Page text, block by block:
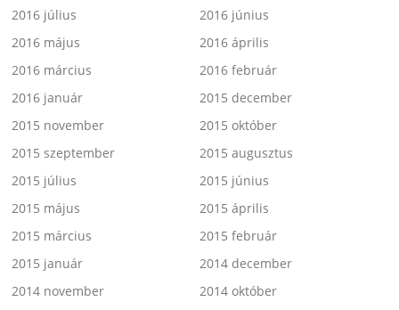
2016 július
2016 június
2016 május
2016 április
2016 március
2016 február
2016 január
2015 december
2015 november
2015 október
2015 szeptember
2015 augusztus
2015 július
2015 június
2015 május
2015 április
2015 március
2015 február
2015 január
2014 december
2014 november
2014 október